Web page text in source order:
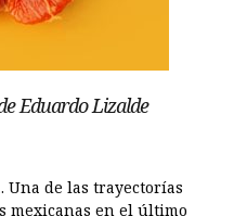
Eduardo Lizalde
Una de las trayectorías
mexicanas en el último